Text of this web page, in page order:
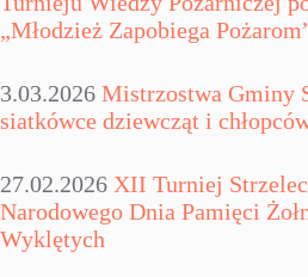
„Młodzież Zapobiega
3.03.2026 Mistrzostwa Gminy
siatkówce dziewcząt i
27.02.2026 XII Turniej
Narodowego Dnia Pamięci
Wyklętych